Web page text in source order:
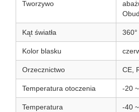
Tworzywo
Kąt światła 360°
Kolor blasku
Orzecznictwo CE,
Temperatura otoczenia -20
Temperatura
-40